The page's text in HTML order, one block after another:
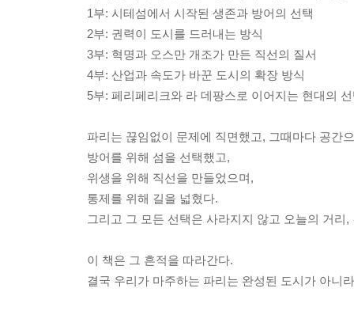
1부: 시테섬에서 시작된 생존과 방어의 선택
2부: 권력이 도시를 드러내는 방식
3부: 혁명과 오스만 개조가 만든 직선의 질서
4부: 산업과 속도가 바꾼 도시의 확장 방식
5부: 페리페리크와 라 데팡스로 이어지는 현대의
파리는 끊임없이 문제에 직면했고, 그때마다 공간
방어를 위해 섬을 선택했고,
위생을 위해 직선을 만들었으며,
통제를 위해 길을 넓혔다.
그리고 그 모든 선택은 사라지지 않고 오늘의 거리
이 책은 그 흔적을 따라간다.
결국 우리가 마주하는 파리는 완성된 도시가 아니